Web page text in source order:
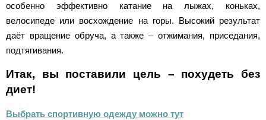
особенно эффективно катание на лыжах, коньках,
велосипеде или восхождение на горы. Высокий результат
даёт вращение обруча, а также – отжимания, приседания,
подтягивания.
Итак, вы поставили цель – похудеть без
диет!
Выбрать спортивную одежду можно тут